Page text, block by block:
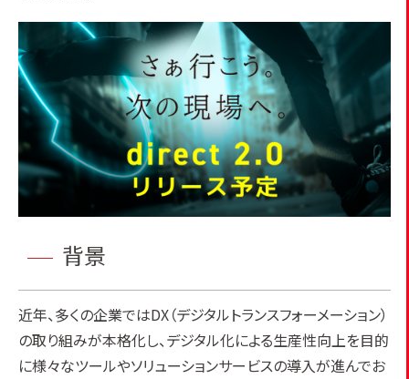
背景
近年、多くの企業ではDX（デジタルトランスフォーメーション）
の取り組みが本格化し、デジタル化による生産性向上を目的
に様々なツールやソリューションサービスの導入が進んでお